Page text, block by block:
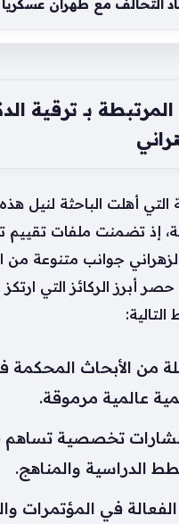
التحالف مع طهران عسكرياً
المرتبطة بـ ترقية
أهلت الباحثة لنيل هذه
إذ تضمنت ملفات تقييم
الزهراني جوانب متنوعة من
أبرز الركائز التي ارتكز
التالية:
من الأبحاث المحكمة
عالمية مرموقة.
تخصصية
الدراسية والمناهج.
في المؤتمرات